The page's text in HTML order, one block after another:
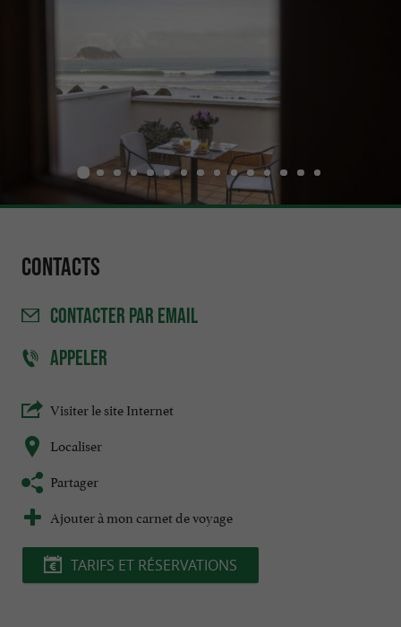
Contacts
CONTACTER PAR EMAIL
APPELER
Visiter le site Internet
Localiser
Partager
Ajouter à mon carnet de voyage
TARIFS ET RÉSERVATIONS